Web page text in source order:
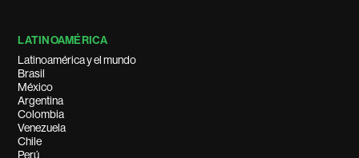
LATINOAMÉRICA
Latinoamérica y el mundo
Brasil
México
Argentina
Colombia
Venezuela
Chile
Perú